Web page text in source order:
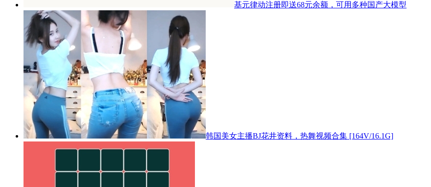
基元律动注册即送68元余额，可用多种国产大模型
韩国美女主播BJ花井资料，热舞视频合集 [164V/16.1G]